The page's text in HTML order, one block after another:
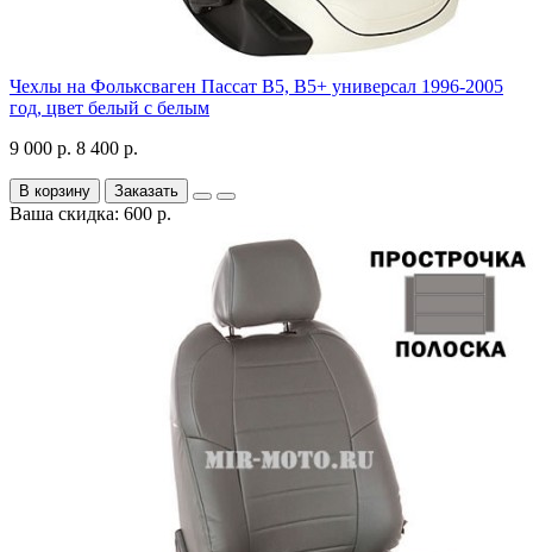
Чехлы на Фольксваген Пассат В5, В5+ универсал 1996-2005
год, цвет белый с белым
9 000 р. 8 400 р.
В корзину Заказать
Ваша скидка: 600 р.